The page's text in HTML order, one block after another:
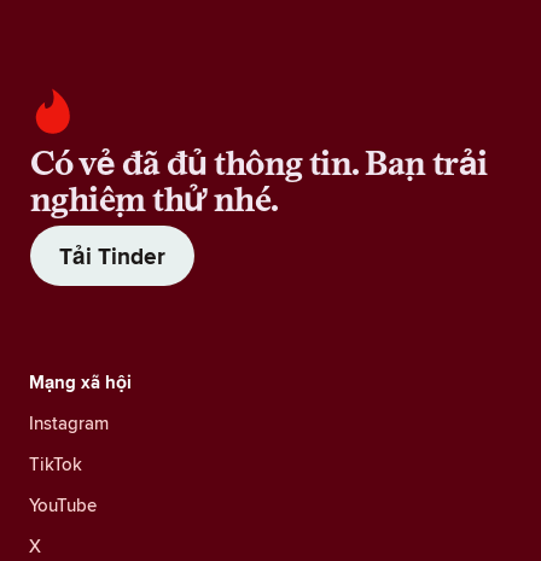
Có vẻ đã đủ thông tin. Bạn trải
nghiệm thử nhé.
Tải Tinder
Mạng xã hội
Instagram
TikTok
YouTube
X